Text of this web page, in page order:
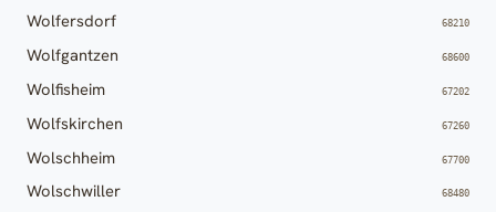
Wolfersdorf 68210
Wolfgantzen 68600
Wolfisheim 67202
Wolfskirchen 67260
Wolschheim 67700
Wolschwiller 68480